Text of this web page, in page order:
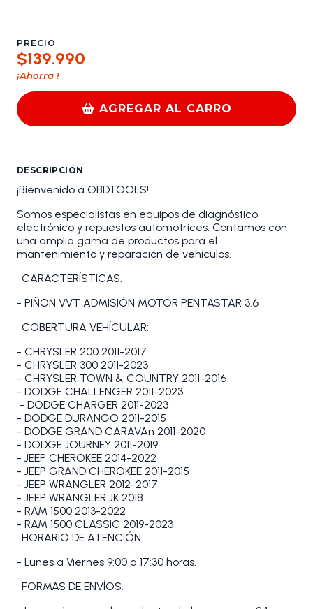
PRECIO
$139.990
¡Ahorra !
AGREGAR AL CARRO
DESCRIPCIÓN
¡Bienvenido a OBDTOOLS!
Somos especialistas en equipos de diagnóstico
electrónico y repuestos automotrices. Contamos con
una amplia gama de productos para el
mantenimiento y reparación de vehículos.
• CARACTERÍSTICAS:
- PIÑON VVT ADMISIÓN MOTOR PENTASTAR 3.6
• COBERTURA VEHÍCULAR:
- CHRYSLER 200 2011-2017
- CHRYSLER 300 2011-2023
- CHRYSLER TOWN & COUNTRY 2011-2016
- DODGE CHALLENGER 2011-2023
- DODGE CHARGER 2011-2023
- DODGE DURANGO 2011-2015
- DODGE GRAND CARAVAn 2011-2020
- DODGE JOURNEY 2011-2019
- JEEP CHEROKEE 2014-2022
- JEEP GRAND CHEROKEE 2011-2015
- JEEP WRANGLER 2012-2017
- JEEP WRANGLER JK 2018
- RAM 1500 2013-2022
- RAM 1500 CLASSIC 2019-2023
• HORARIO DE ATENCIÓN:
- Lunes a Viernes 9:00 a 17:30 horas.
• FORMAS DE ENVÍOS: